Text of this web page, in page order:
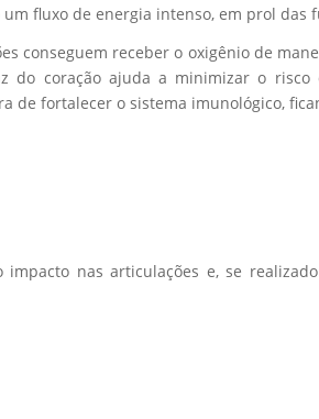
fluxo de energia intenso, em prol das
conseguem receber o oxigênio de
do coração ajuda a minimizar o
de fortalecer o sistema imunológico,
nas articulações e, se